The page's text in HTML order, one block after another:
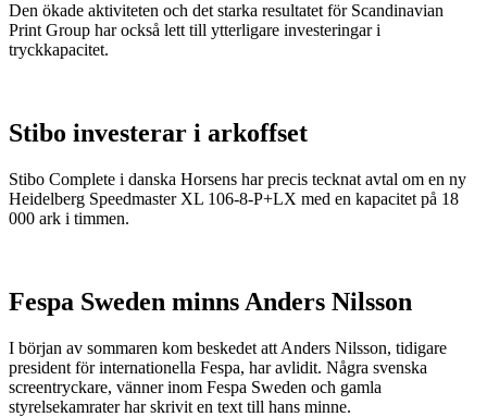
Den ökade aktiviteten och det starka resultatet för Scandinavian
Print Group har också lett till ytterligare investeringar i
tryckkapacitet.
Stibo investerar i arkoffset
Stibo Complete i danska Horsens har precis tecknat avtal om en ny
Heidelberg Speedmaster XL 106-8-P+LX med en kapacitet på 18
000 ark i timmen.
Fespa Sweden minns Anders Nilsson
I början av sommaren kom beskedet att Anders Nilsson, tidigare
president för internationella Fespa, har avlidit. Några svenska
screentryckare, vänner inom Fespa Sweden och gamla
styrelsekamrater har skrivit en text till hans minne.